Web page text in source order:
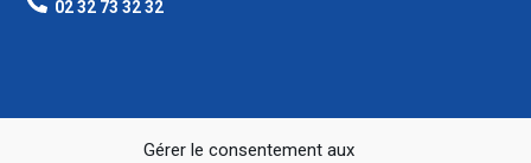
Gérer le consentement aux
02 32 73 32 32